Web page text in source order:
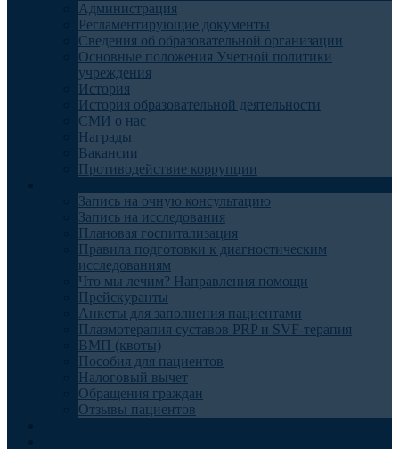
Администрация
Регламентирующие документы
Сведения об образовательной организации
Основные положения Учетной политики
учреждения
История
История образовательной деятельности
СМИ о нас
Награды
Вакансии
Противодействие коррупции
Запись на очную консультацию
Запись на исследования
Плановая госпитализация
Правила подготовки к диагностическим
исследованиям
Что мы лечим? Направления помощи
Прейскуранты
Анкеты для заполнения пациентами
Плазмотерапия суставов PRP и SVF-терапия
ВМП (квоты)
Пособия для пациентов
Налоговый вычет
Обращения граждан
Отзывы пациентов